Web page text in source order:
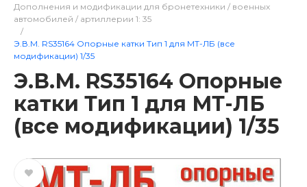
Дополнения и модификации для бронетехники / военных
автомобилей / артиллерии 1: 35
/
Э.В.М. RS35164 Опорные катки Тип 1 для МТ-ЛБ (все
модификации) 1/35
Э.В.М. RS35164 Опорные
катки Тип 1 для МТ-ЛБ
(все модификации) 1/35